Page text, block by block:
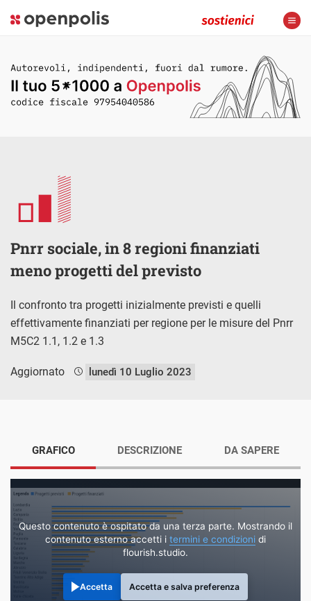
Pnrr sociale, in 8 regioni finanziati
meno progetti del previsto
Il confronto tra progetti inizialmente previsti e quelli
effettivamente finanziati per regione per le misure del Pnrr
M5C2 1.1, 1.2 e 1.3
Aggiornato lunedì 10 Luglio 2023
GRAFICO
Questo contenuto è ospitato da una terza parte. Mostrando il
contenuto esterno accetti i termini e condizioni di
flourish.studio.
Accetta Accetta e salva preferenza
DESCRIZIONE DA SAPERE